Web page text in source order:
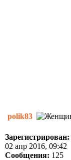
polik83
Зарегистрирован:
02 апр 2016, 09:42
Сообщения: 125